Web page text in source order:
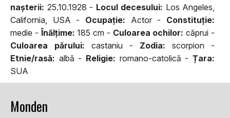
naşterii: 25.10.1928 - Locul decesului: Los Angeles,
California, USA - Ocupaţie: Actor - Constituţie:
medie -Înălţime: 185 cm - Culoarea ochilor: căprui -
Culoarea părului: castaniu - Zodia: scorpion -
Etnie/rasă: albă - Religie: romano-catolică - Țara:
SUA
Monden